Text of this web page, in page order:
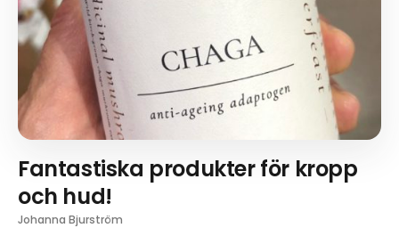
Fantastiska produkter för kropp
och hud!
Johanna Bjurström